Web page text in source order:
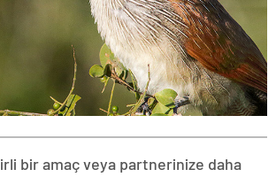
bir amaç veya partnerinize daha